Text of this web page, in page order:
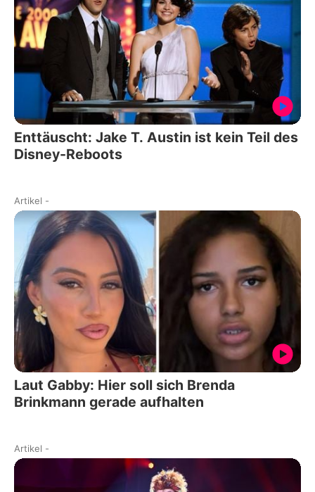
Enttäuscht: Jake T. Austin ist kein Teil des
Disney-Reboots
Artikel -
Laut Gabby: Hier soll sich Brenda
Brinkmann gerade aufhalten
Artikel -